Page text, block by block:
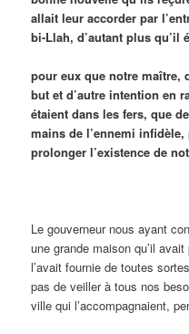
allait leur accorder par
bi-Llah, d’autant plus qu’il
pour eux que notre maître,
but et d’autre intention en
étaient dans les fers, que
mains de l’ennemi infidèle,
prolonger l’existence de
Le gouverneur nous ayant
une grande maison qu’il
l’avait fournie de toutes
pas de veiller à tous nos
ville qui l’accompagnaient,